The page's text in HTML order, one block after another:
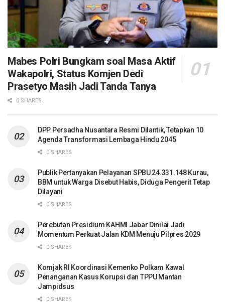
Mabes Polri Bungkam soal Masa Aktif
Wakapolri, Status Komjen Dedi
Prasetyo Masih Jadi Tanda Tanya
0 SHARES
DPP Persadha Nusantara Resmi Dilantik, Tetapkan 10
Agenda Transformasi Lembaga Hindu 2045
0 SHARES
Publik Pertanyakan Pelayanan SPBU 24.331.148 Kurau,
BBM untuk Warga Disebut Habis, Diduga Pengerit Tetap
Dilayani
0 SHARES
Perebutan Presidium KAHMI Jabar Dinilai Jadi
Momentum Perkuat Jalan KDM Menuju Pilpres 2029
0 SHARES
Komjak RI Koordinasi Kemenko Polkam Kawal
Penanganan Kasus Korupsi dan TPPU Mantan
Jampidsus
0 SHARES